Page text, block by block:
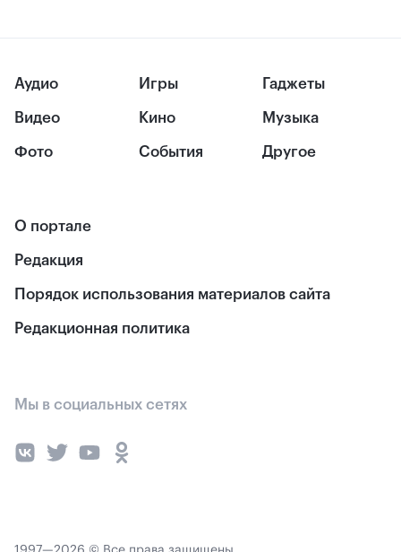
Аудио
Видео
Фото
Игры
Кино
События
Гаджеты
Музыка
Другое
О портале
Редакция
Порядок использования материалов сайта
Редакционная политика
Мы в социальных сетях